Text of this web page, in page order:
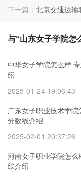
下一篇： 北京交通运输
与“山东女子学院怎
中华女子学院怎么样
绍
2025-01-24 19:06:43
广东女子职业技术学
分数线介绍
2025-02-01 20:37:26
河南女子职业学院怎
线介绍